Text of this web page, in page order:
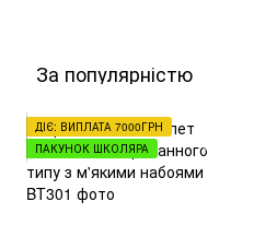
За популярністю
ДІЄ: ВИПЛАТА 7000ГРН
ПАКУНОК ШКОЛЯРА